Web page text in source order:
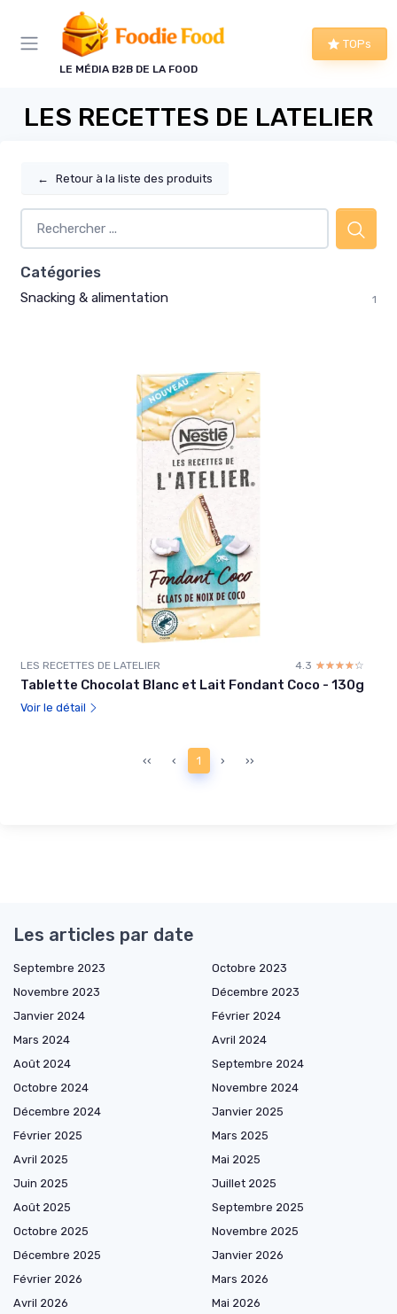
LE MÉDIA B2B DE LA FOOD
TOPs
LES RECETTES DE LATELIER
← Retour à la liste des produits
Catégories
Snacking & alimentation 1
LES RECETTES DE LATELIER 4.3 ☆☆☆☆☆
★★★★★
Tablette Chocolat Blanc et Lait Fondant Coco - 130g
Voir le détail
‹‹ ‹ 1 › ››
Les articles par date
Septembre 2023
Octobre 2023
Novembre 2023
Décembre 2023
Janvier 2024
Février 2024
Mars 2024
Avril 2024
Août 2024
Septembre 2024
Octobre 2024
Novembre 2024
Décembre 2024
Janvier 2025
Février 2025
Mars 2025
Avril 2025
Mai 2025
Juin 2025
Juillet 2025
Août 2025
Septembre 2025
Octobre 2025
Novembre 2025
Décembre 2025
Janvier 2026
Février 2026
Mars 2026
Avril 2026
Mai 2026
Panneau de gestion des cookies